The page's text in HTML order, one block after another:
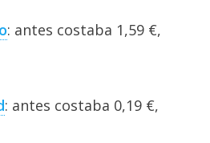
: antes costaba 1,59 €,
: antes costaba 0,19 €,